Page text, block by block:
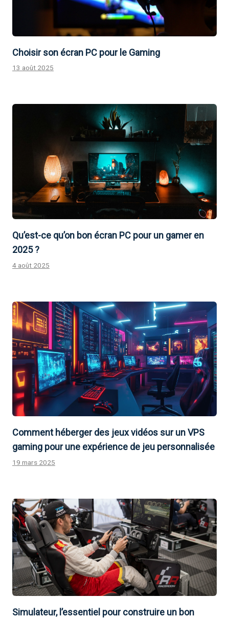
Choisir son écran PC pour le Gaming
13 août 2025
Qu’est-ce qu’on bon écran PC pour un gamer en
2025 ?
4 août 2025
Comment héberger des jeux vidéos sur un VPS
gaming pour une expérience de jeu personnalisée
19 mars 2025
Simulateur, l’essentiel pour construire un bon